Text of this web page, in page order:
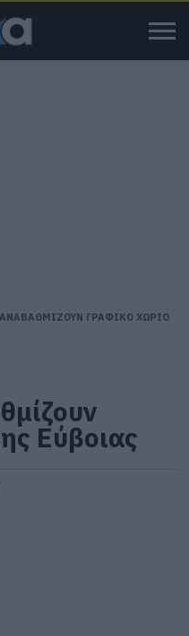
ΓΡΑΦΙΚΟ ΧΩΡΙΟ
Εύβοιας